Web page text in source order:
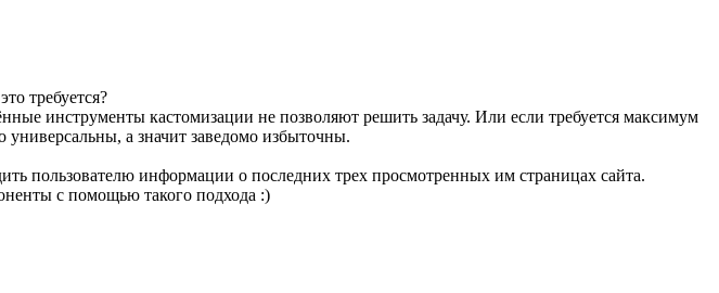
требуется?
инструменты кастомизации не позволяют решить задачу. Или если требуется максимум
а значит заведомо избыточны.
пользователю информации о последних трех просмотренных им страницах сайта.
с помощью такого подхода :)